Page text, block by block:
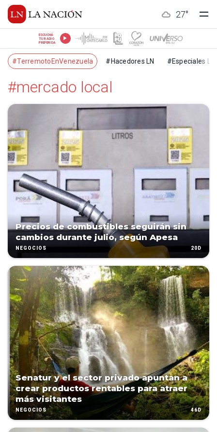
27°
ESCUCHÁ
TU RADIO
PREFERIDA
#TerremotoEnVenezuela #Hacedores LN #Especiales LN
#mercado local
Precios de combustibles seguirán sin
cambios durante julio, según Apesa
NEGOCIOS 20D
Senatur y el sector privado apuntan a
crear productos rentables para atraer
más visitantes
NEGOCIOS 46D